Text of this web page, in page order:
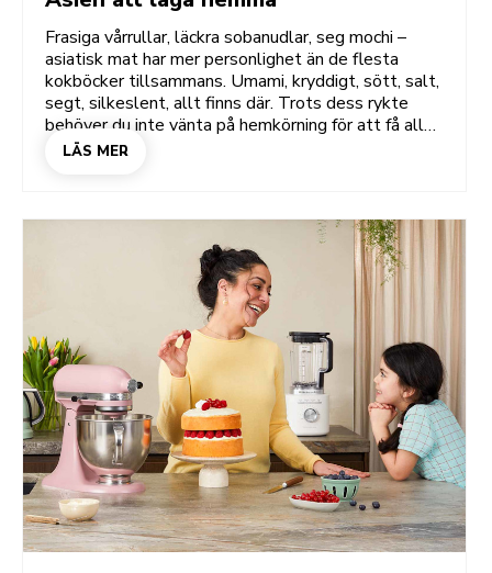
Frasiga vårrullar, läckra sobanudlar, seg mochi –
asiatisk mat har mer personlighet än de flesta
kokböcker tillsammans. Umami, kryddigt, sött, salt,
segt, silkeslent, allt finns där. Trots dess rykte
behöver du inte vänta på hemkörning för att få all
den där smaken. Du kan enkelt laga det själv. Bara
LÄS MER